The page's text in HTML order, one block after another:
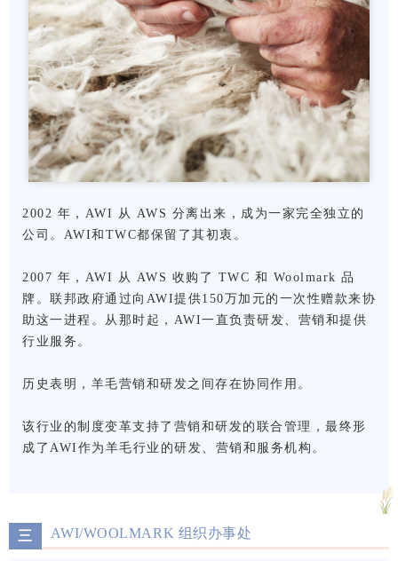
2002 年，AWI 从 AWS 分离出来，成为一家完全独立的
公司。AWI和TWC都保留了其初衷。
2007 年，AWI 从 AWS 收购了 TWC 和 Woolmark 品
牌。联邦政府通过向AWI提供150万加元的一次性赠款来协
助这一进程。从那时起，AWI一直负责研发、营销和提供
行业服务。
历史表明，羊毛营销和研发之间存在协同作用。
该行业的制度变革支持了营销和研发的联合管理，最终形
成了AWI作为羊毛行业的研发、营销和服务机构。
三 AWI/WOOLMARK 组织办事处